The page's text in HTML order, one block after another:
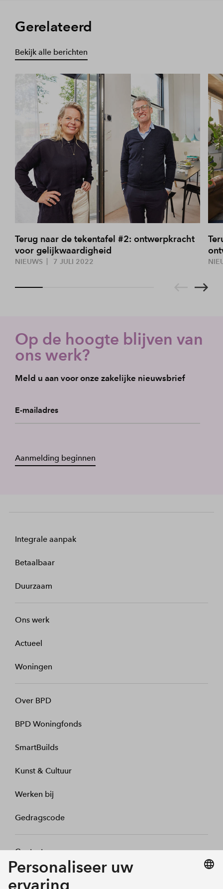
Gerelateerd
Bekijk alle berichten
Terug naar de tekentafel #2: ontwerpkracht
voor gelijkwaardigheid
NIEUWS 7 JULI 2022
Op de hoogte blijven van
ons werk?
Meld u aan voor onze zakelijke nieuwsbrief
E-mailadres
Aanmelding beginnen
Integrale aanpak
Betaalbaar
Duurzaam
Ons werk
Actueel
Woningen
Over BPD
BPD Woningfonds
SmartBuilds
Kunst & Cultuur
Werken bij
Gedragscode
Contact
Mijn profiel